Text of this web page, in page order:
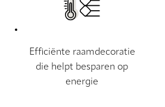
Efficiënte raamdecoratie
die helpt besparen op
energie